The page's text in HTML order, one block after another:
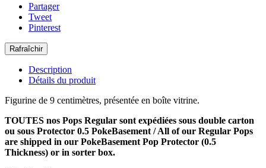
Partager
Tweet
Pinterest
Description
Détails du produit
Figurine de 9 centimètres, présentée en boîte vitrine.
TOUTES nos Pops Regular sont expédiées sous double carton
ou sous Protector 0.5 PokeBasement / All of our Regular Pops
are shipped in our PokeBasement Pop Protector (0.5
Thickness) or in sorter box.